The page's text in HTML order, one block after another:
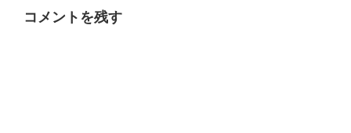
コメントを残す